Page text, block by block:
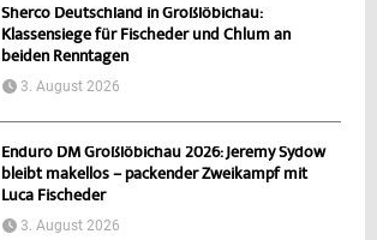
Sherco Deutschland in Großlöbichau:
Klassensiege für Fischeder und Chlum an
beiden Renntagen
3. August 2026
Enduro DM Großlöbichau 2026: Jeremy Sydow
bleibt makellos – packender Zweikampf mit
Luca Fischeder
3. August 2026